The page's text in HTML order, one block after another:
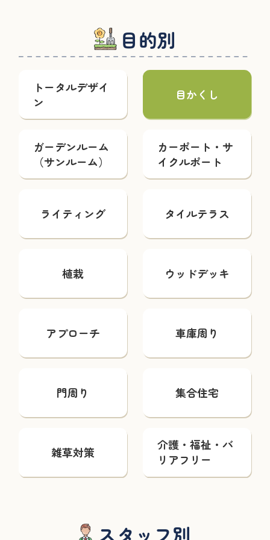
目的別
トータルデザイ
ン
目かくし
ガーデンルーム
（サンルーム）
カーポート・サ
イクルポート
ライティング タイルテラス
植栽 ウッドデッキ
アプローチ 車庫周り
門周り 集合住宅
雑草対策
介護・福祉・バ
リアフリー
スタッフ別